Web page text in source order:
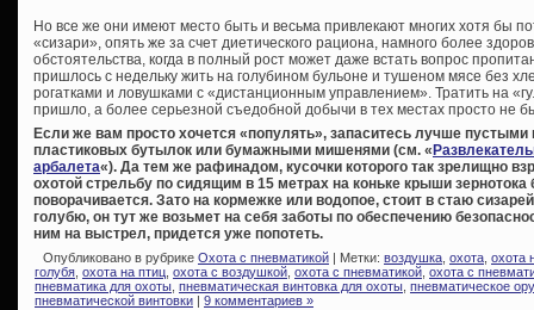
Но все же они имеют место быть и весьма привлекают многих хотя бы
«сизари», опять же за счет диетического рациона, намного более
обстоятельства, когда в полный рост может даже встать вопрос
пришлось с недельку жить на голубином бульоне и тушеном мясе без
рогатками и ловушками с «дистанционным управлением». Тратить на
пришло, а более серьезной съедобной добычи в тех местах просто не
Если же вам просто хочется «популять», запаситесь лучше
пластиковых бутылок или бумажными мишенями (см. «
арбалета«). Да тем же рафинадом, кусочки которого так зрелищно
охотой стрельбу по сидящим в 15 метрах на коньке крыши
поворачивается. Зато на кормежке или водопое, стоит в стаю
голубю, он тут же возьмет на себя заботы по обеспечению
ним на выстрел, придется уже попотеть.
Опубликовано в рубрике Охота с пневматикой | Метки: воздушка охота охота
голубя охота на птиц охота с воздушкой охота с пневматикой охота с
пневматика для охоты пневматическая винтовка для охоты пневматическое
пневматической винтовки
9 комментариев »